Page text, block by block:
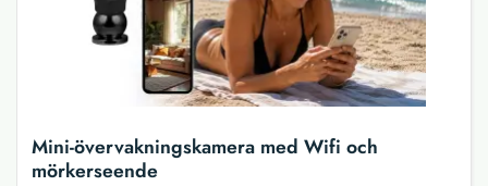
Mini-övervakningskamera med Wifi och
mörkerseende